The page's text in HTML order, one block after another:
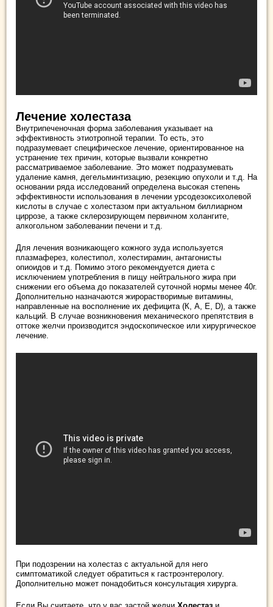
Лечение холестаза
Внутрипеченочная форма заболевания указывает на
эффективность этиотропной терапии. То есть, это
подразумевает специфическое лечение, ориентированное на
устранение тех причин, которые вызвали конкретно
рассматриваемое заболевание. Это может подразумевать
удаление камня, дегельминтизацию, резекцию опухоли и т.д. На
основании ряда исследований определена высокая степень
эффективности использования в лечении урсодезоксихолевой
кислоты в случае с холестазом при актуальном биллиарном
циррозе, а также склерозирующем первичном холангите,
алкогольном заболевании печени и т.д.
Для лечения возникающего кожного зуда используется
плазмаферез, колестипол, холестирамин, антагонисты
опиоидов и т.д. Помимо этого рекомендуется диета с
исключением употребления в пищу нейтрального жира при
снижении его объема до показателей суточной нормы менее 40г.
Дополнительно назначаются жирорастворимые витамины,
направленные на восполнение их дефицита (К, А, Е, D), а также
кальций. В случае возникновения механического препятствия в
оттоке желчи производится эндоскопическое или хирургическое
лечение.
При подозрении на холестаз с актуальной для него
симптоматикой следует обратиться к гастроэнтерологу.
Дополнительно может понадобиться консультация хирурга.